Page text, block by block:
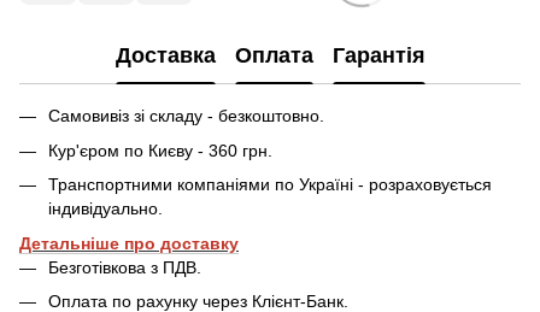
Доставка Оплата Гарантія
Самовивіз зі складу - безкоштовно.
Кур'єром по Києву - 360 грн.
Транспортними компаніями по Україні - розраховується
індивідуально.
Детальніше про доставку
Безготівкова з ПДВ.
Оплата по рахунку через Клієнт-Банк.